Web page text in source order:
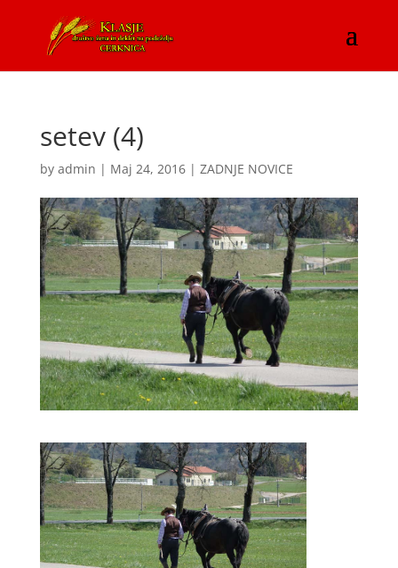
setev (4)
by admin | Maj 24, 2016| ZADNJE NOVICE